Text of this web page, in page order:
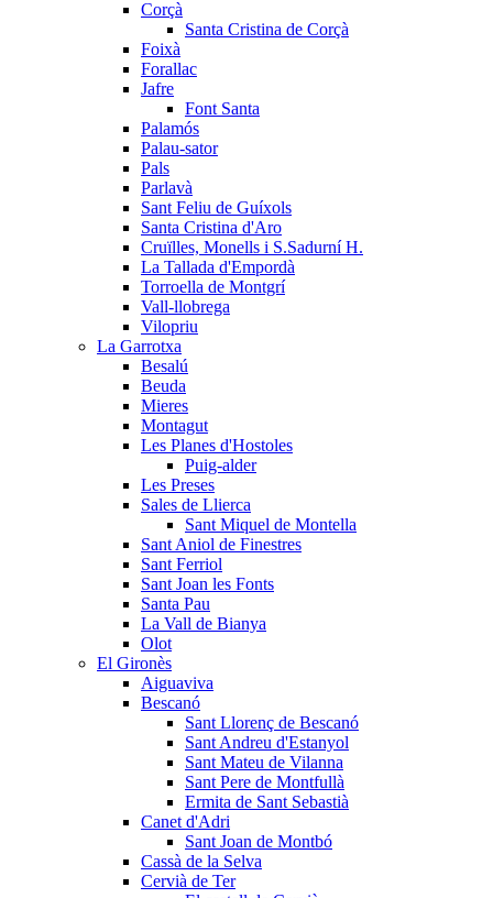
Corçà
Santa Cristina de Corçà
Foixà
Forallac
Jafre
Font Santa
Palamós
Palau-sator
Pals
Parlavà
Sant Feliu de Guíxols
Santa Cristina d'Aro
Cruïlles, Monells i S.Sadurní H.
La Tallada d'Empordà
Torroella de Montgrí
Vall-llobrega
Vilopriu
La Garrotxa
Besalú
Beuda
Mieres
Montagut
Les Planes d'Hostoles
Puig-alder
Les Preses
Sales de Llierca
Sant Miquel de Montella
Sant Aniol de Finestres
Sant Ferriol
Sant Joan les Fonts
Santa Pau
La Vall de Bianya
Olot
El Gironès
Aiguaviva
Bescanó
Sant Llorenç de Bescanó
Sant Andreu d'Estanyol
Sant Mateu de Vilanna
Sant Pere de Montfullà
Ermita de Sant Sebastià
Canet d'Adri
Sant Joan de Montbó
Cassà de la Selva
Cervià de Ter